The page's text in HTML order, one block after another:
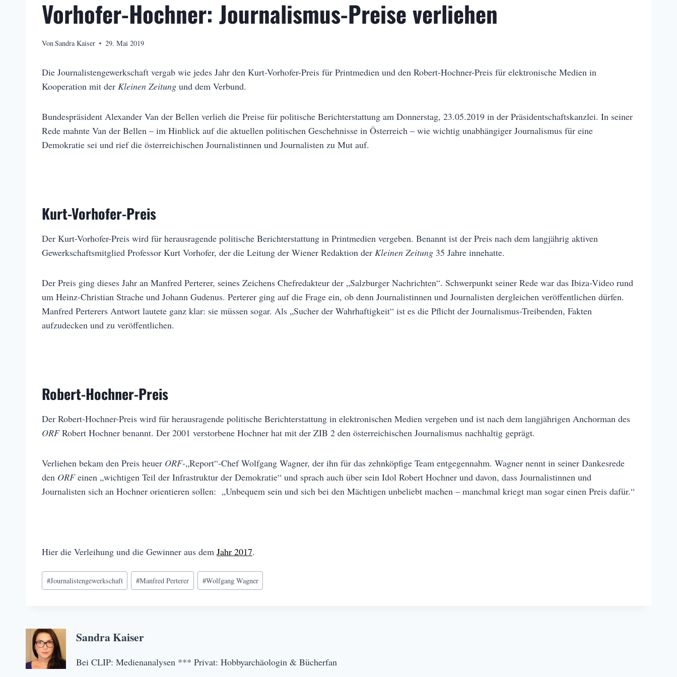
Vorhofer-Hochner: Journalismus-Preise verliehen
VonSandra Kaiser 29. Mai 2019
Die Journalistengewerkschaft vergab wie jedes Jahr den Kurt-Vorhofer-Preis für Printmedien und den Robert-Hochner-Preis für elektronische Medien in
Kooperation mit der Kleinen Zeitung und dem Verbund.
Bundespräsident Alexander Van der Bellen verlieh die Preise für politische Berichterstattung am Donnerstag, 23.05.2019 in der Präsidentschaftskanzlei. In seiner
Rede mahnte Van der Bellen – im Hinblick auf die aktuellen politischen Geschehnisse in Österreich – wie wichtig unabhängiger Journalismus für eine
Demokratie sei und rief die österreichischen Journalistinnen und Journalisten zu Mut auf.
Kurt-Vorhofer-Preis
Der Kurt-Vorhofer-Preis wird für herausragende politische Berichterstattung in Printmedien vergeben. Benannt ist der Preis nach dem langjährig aktiven
Gewerkschaftsmitglied Professor Kurt Vorhofer, der die Leitung der Wiener Redaktion der Kleinen Zeitung 35 Jahre innehatte.
Der Preis ging dieses Jahr an Manfred Perterer, seines Zeichens Chefredakteur der „Salzburger Nachrichten“. Schwerpunkt seiner Rede war das Ibiza-Video rund
um Heinz-Christian Strache und Johann Gudenus. Perterer ging auf die Frage ein, ob denn Journalistinnen und Journalisten dergleichen veröffentlichen dürfen.
Manfred Perterers Antwort lautete ganz klar: sie müssen sogar. Als „Sucher der Wahrhaftigkeit“ ist es die Pflicht der Journalismus-Treibenden, Fakten
aufzudecken und zu veröffentlichen.
Robert-Hochner-Preis
Der Robert-Hochner-Preis wird für herausragende politische Berichterstattung in elektronischen Medien vergeben und ist nach dem langjährigen Anchorman des
ORFRobert Hochner benannt. Der 2001 verstorbene Hochner hat mit der ZIB 2 den österreichischen Journalismus nachhaltig geprägt.
Verliehen bekam den Preis heuer ORF-„Report“-Chef Wolfgang Wagner, der ihn für das zehnköpfige Team entgegennahm. Wagner nennt in seiner Dankesrede
den ORFeinen „wichtigen Teil der Infrastruktur der Demokratie“ und sprach auch über sein Idol Robert Hochner und davon, dass Journalistinnen und
Journalisten sich an Hochner orientieren sollen: „Unbequem sein und sich bei den Mächtigen unbeliebt machen – manchmal kriegt man sogar einen Preis dafür.“
Hier die Verleihung und die Gewinner aus dem Jahr 2017.
Schlagworte:
#Journalistengewerkschaft #Manfred Perterer #Wolfgang Wagner
Sandra Kaiser
Bei CLIP: Medienanalysen *** Privat: Hobbyarchäologin & Bücherfan